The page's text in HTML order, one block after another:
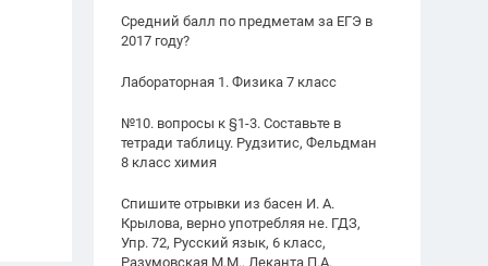
Средний балл по предметам за ЕГЭ в
2017 году?
Лабораторная 1. Физика 7 класс
№10. вопросы к §1-3. Составьте в
тетради таблицу. Рудзитис, Фельдман
8 класс химия
Спишите отрывки из басен И. А.
Крылова, верно употребляя не. ГДЗ,
Упр. 72, Русский язык, 6 класс,
Разумовская М.М., Леканта П.А.